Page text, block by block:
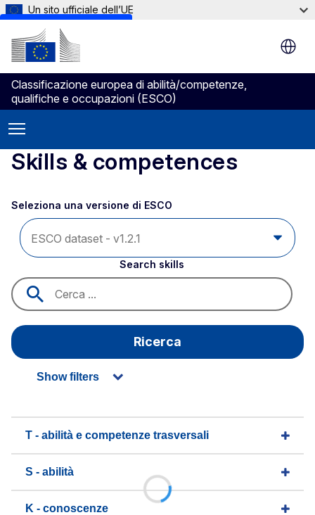
Skip to main content
Un sito ufficiale dell’UE
Classificazione europea di abilità/competenze,
qualifiche e occupazioni (ESCO)
Skills & competences
Seleziona una versione di ESCO
Search skills
Ricerca
Show filters
T - abilità e competenze trasversali
S - abilità
K - conoscenze